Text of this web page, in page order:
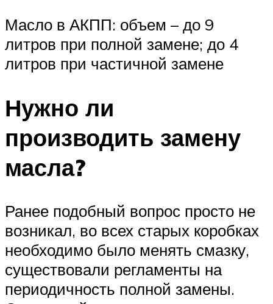
Масло в АКПП: объем – до 9
литров при полной замене; до 4
литров при частичной замене
Нужно ли
производить замену
масла?
Ранее подобный вопрос просто не
возникал, во всех старых коробках
необходимо было менять смазку,
существовали регламенты на
периодичность полной замены.